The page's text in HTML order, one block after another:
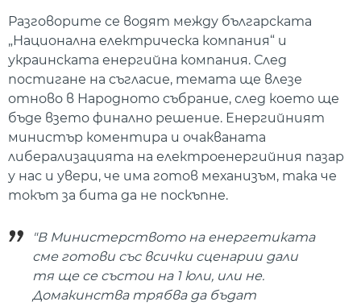
Разговорите се водят между българската
„Национална електрическа компания“ и
украинската енергийна компания. След
постигане на съгласие, темата ще влезе
отново в Народното събрание, след което ще
бъде взето финално решение. Енергийният
министър коментира и очакваната
либерализацията на електроенергийния пазар
у нас и увери, че има готов механизъм, така че
токът за бита да не поскъпне.
"В Министерството на енергетиката
сме готови със всички сценарии дали
тя ще се състои на 1 юли, или не.
Домакинства трябва да бъдат